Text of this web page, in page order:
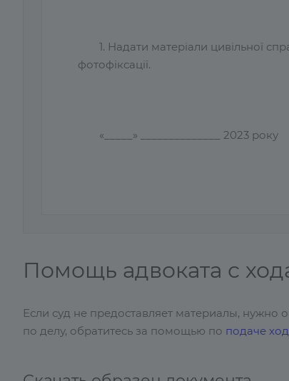
1. Надати матеріали цивільної
фотофіксації.
«_____» ______________ 2023 року
Помощь адвоката с
Если суд не предоставляет материалы, нужно
по делу, обратитесь за помощью по подаче